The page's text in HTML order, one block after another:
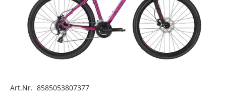
Art.Nr. 8585053807377